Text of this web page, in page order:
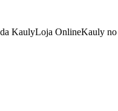
KaulyLoja OnlineKauly no